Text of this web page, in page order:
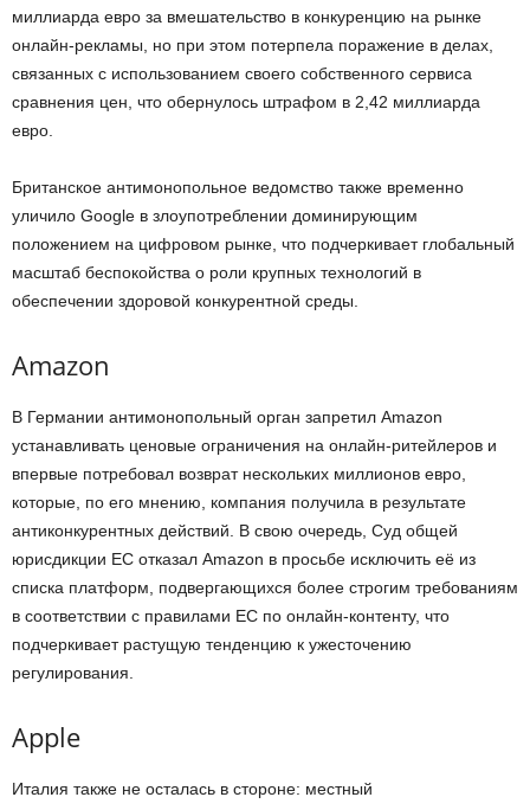
миллиарда евро за вмешательство в конкуренцию на рынке
онлайн-рекламы, но при этом потерпела поражение в делах,
связанных с использованием своего собственного сервиса
сравнения цен, что обернулось штрафом в 2,42 миллиарда
евро.
Британское антимонопольное ведомство также временно
уличило Google в злоупотреблении доминирующим
положением на цифровом рынке, что подчеркивает глобальный
масштаб беспокойства о роли крупных технологий в
обеспечении здоровой конкурентной среды.
Amazon
В Германии антимонопольный орган запретил Amazon
устанавливать ценовые ограничения на онлайн-ритейлеров и
впервые потребовал возврат нескольких миллионов евро,
которые, по его мнению, компания получила в результате
антиконкурентных действий. В свою очередь, Суд общей
юрисдикции ЕС отказал Amazon в просьбе исключить её из
списка платформ, подвергающихся более строгим требованиям
в соответствии с правилами ЕС по онлайн-контенту, что
подчеркивает растущую тенденцию к ужесточению
регулирования.
Apple
Италия также не осталась в стороне: местный